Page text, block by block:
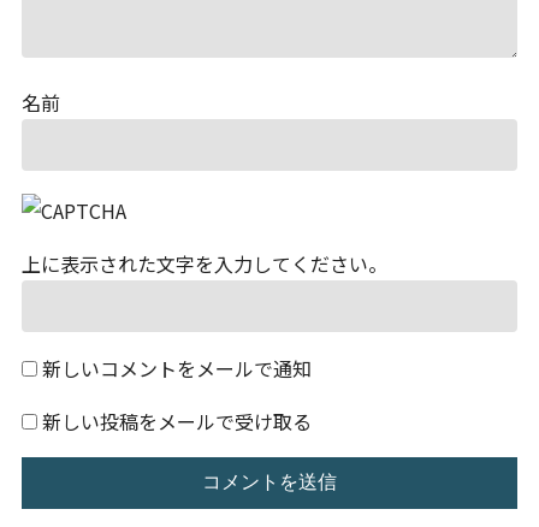
名前
上に表示された文字を入力してください。
新しいコメントをメールで通知
新しい投稿をメールで受け取る